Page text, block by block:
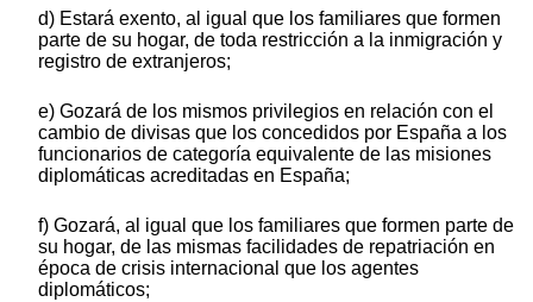
d) Estará exento, al igual que los familiares que formen
parte de su hogar, de toda restricción a la inmigración y
registro de extranjeros;
e) Gozará de los mismos privilegios en relación con el
cambio de divisas que los concedidos por España a los
funcionarios de categoría equivalente de las misiones
diplomáticas acreditadas en España;
f) Gozará, al igual que los familiares que formen parte de
su hogar, de las mismas facilidades de repatriación en
época de crisis internacional que los agentes
diplomáticos;